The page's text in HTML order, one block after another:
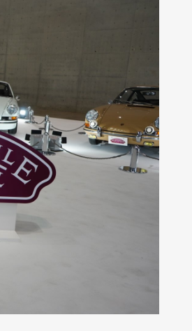
Product
Culture